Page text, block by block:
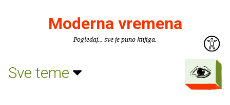
Moderna vremena
Pogledaj... sve je puno knjiga.
Sve teme